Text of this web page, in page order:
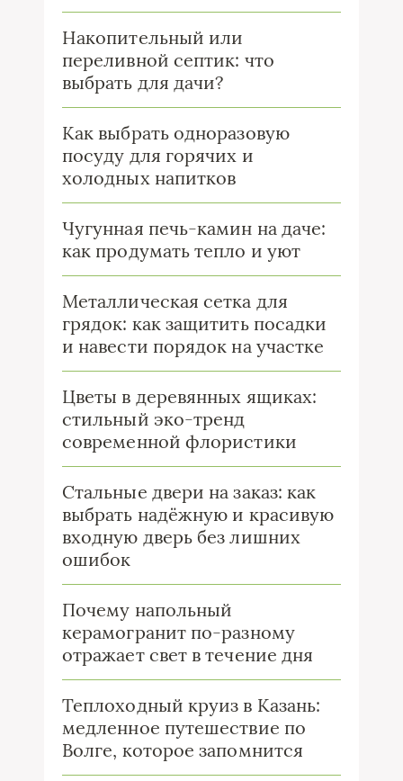
Накопительный или
переливной септик: что
выбрать для дачи?
Как выбрать одноразовую
посуду для горячих и
холодных напитков
Чугунная печь-камин на даче:
как продумать тепло и уют
Металлическая сетка для
грядок: как защитить посадки
и навести порядок на участке
Цветы в деревянных ящиках:
стильный эко-тренд
современной флористики
Стальные двери на заказ: как
выбрать надёжную и красивую
входную дверь без лишних
ошибок
Почему напольный
керамогранит по-разному
отражает свет в течение дня
Теплоходный круиз в Казань:
медленное путешествие по
Волге, которое запомнится